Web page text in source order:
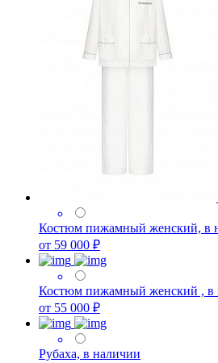
Костюм пижамный женский, в
от 59 000 ₽
Костюм пижамный женский , в
от 55 000 ₽
Рубаха, в наличии